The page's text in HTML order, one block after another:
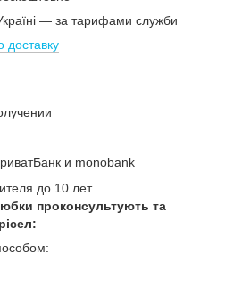
— за тарифами служби
доставку
и monobank
до 10 лет
проконсультують та